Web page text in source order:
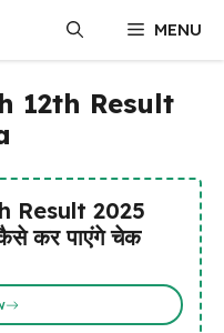
MENU
12th Result
Result 2025
कर पाएंगे चेक